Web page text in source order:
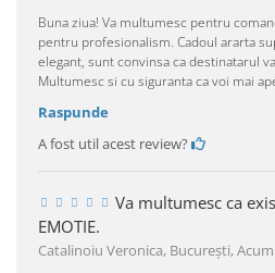
Buna ziua! Va multumesc pentru
pentru profesionalism. Cadoul ararta
elegant, sunt convinsa ca destinatarul
Multumesc si cu siguranta ca voi mai
Raspunde
A fost util acest review?
Va multumesc ca
EMOTIE.
Catalinoiu Veronica, Bucureşti,